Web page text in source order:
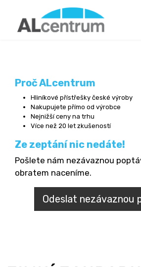
Proč ALcentrum
Hliníkové přístřešky české výroby
Nakupujete přímo od výrobce
Nejnižší ceny na trhu
Více než 20 let zkušeností
Ze zeptání nic nedáte!
Pošlete nám nezávaznou
obratem naceníme.
Odeslat nezávaznou